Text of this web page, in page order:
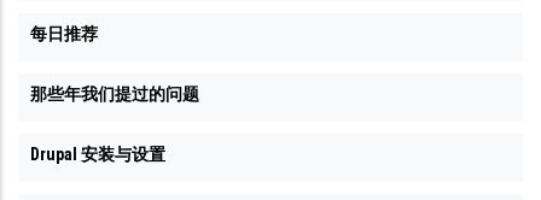
每日推荐
那些年我们提过的问题
Drupal 安装与设置